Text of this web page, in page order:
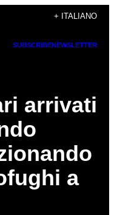
+ ITALIANO
SUBSCRIBENEWSLETTER
arrivati
a